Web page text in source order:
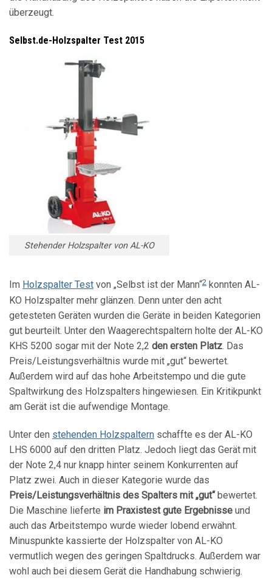
überzeugt.
Selbst.de-Holzspalter Test 2015
Stehender Holzspalter von AL-KO
Im Holzspalter Test von „Selbst ist der Mann“2 konnten AL-
KO Holzspalter mehr glänzen. Denn unter den acht
getesteten Geräten wurden die Geräte in beiden Kategorien
gut beurteilt. Unter den Waagerechtspaltern holte der AL-KO
KHS 5200 sogar mit der Note 2,2 den ersten Platz. Das
Preis/Leistungsverhältnis wurde mit „gut“ bewertet.
Außerdem wird auf das hohe Arbeitstempo und die gute
Spaltwirkung des Holzspalters hingewiesen. Ein Kritikpunkt
am Gerät ist die aufwendige Montage.
Unter den stehenden Holzspaltern schaffte es der AL-KO
LHS 6000 auf den dritten Platz. Jedoch liegt das Gerät mit
der Note 2,4 nur knapp hinter seinem Konkurrenten auf
Platz zwei. Auch in dieser Kategorie wurde das
Preis/Leistungsverhältnis des Spalters mit „gut“bewertet.
Die Maschine lieferte im Praxistest gute Ergebnisse und
auch das Arbeitstempo wurde wieder lobend erwähnt.
Minuspunkte kassierte der Holzspalter von AL-KO
vermutlich wegen des geringen Spaltdrucks. Außerdem war
wohl auch bei diesem Gerät die Handhabung schwierig.